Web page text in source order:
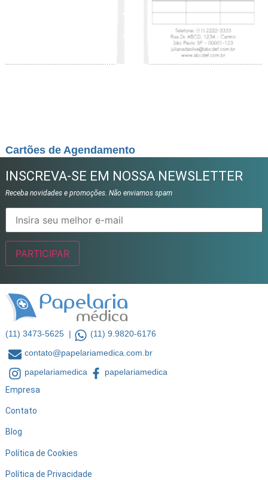
Cartões de Agendamento
INSCREVA-SE EM NOSSA NEWSLETTER
Receba novidades e promoções. Não enviamos spam
(11) 3473-5625 |
(11) 9.9820-6176
contato@papelariamedica.com.br
papelariamedica
papelariamedica
Empresa
Contato
Blog
Política de Cookies
Política de Privacidade